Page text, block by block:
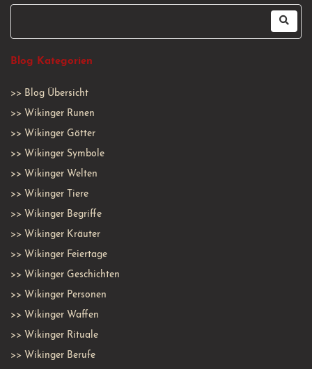
Blog Kategorien
>> Blog Übersicht
>> Wikinger Runen
>> Wikinger Götter
>> Wikinger Symbole
>> Wikinger Welten
>> Wikinger Tiere
>> Wikinger Begriffe
>> Wikinger Kräuter
>> Wikinger Feiertage
>> Wikinger Geschichten
>> Wikinger Personen
>> Wikinger Waffen
>> Wikinger Rituale
>> Wikinger Berufe